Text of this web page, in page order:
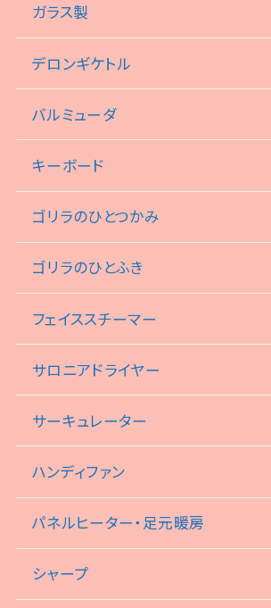
ガラス製
デロンギケトル
バルミューダ
キーボード
ゴリラのひとつかみ
ゴリラのひとふき
フェイススチーマー
サロニアドライヤー
サーキュレーター
ハンディファン
パネルヒーター・足元暖房
シャープ